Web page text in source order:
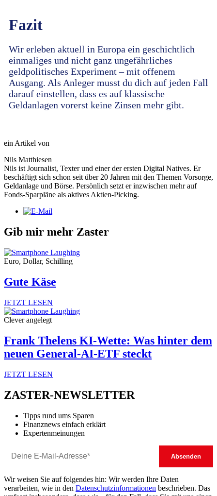
Fazit
Wir erleben aktuell in Europa ein geschichtlich
einmaliges und nicht ganz ungefährliches
geldpolitisches Experiment – mit offenem
Ausgang. Als Anleger musst du dich auf jeden Fall
darauf einstellen, dass es auf klassische
Geldanlagen vorerst keine Zinsen mehr gibt.
ein Artikel von
Nils Matthiesen
Nils ist Journalist, Texter und einer der ersten Digital Natives. Er
beschäftigt sich schon seit über 20 Jahren mit den Themen Vorsorge,
Geldanlage und Börse. Persönlich setzt er inzwischen mehr auf
Fonds-Sparpläne als aktives Aktien-Picking.
Gib mir mehr Zaster
Euro, Dollar, Schilling
Gute Käse
JETZT LESEN
Clever angelegt
Frank Thelens KI-Wette: Was hinter dem
neuen General-AI-ETF steckt
JETZT LESEN
ZASTER-NEWSLETTER
Tipps rund ums Sparen
Finanznews einfach erklärt
Expertenmeinungen
Wir weisen Sie auf folgendes hin: Wir werden Ihre Daten
verarbeiten, wie in den Datenschutzinformationen beschrieben. Das